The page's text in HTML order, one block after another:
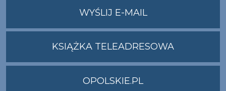
WYŚLIJ E-MAILNA
ADRES
KSIĄŻKA TELEADRESOWA
OPOLSKIE.PL